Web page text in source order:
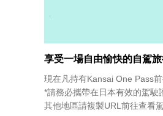
享受一場自由愉快的自駕
現在凡持有Kansai One Pass
*請務必攜帶在日本有效的駕駛
其他地區請複製URL前往查看